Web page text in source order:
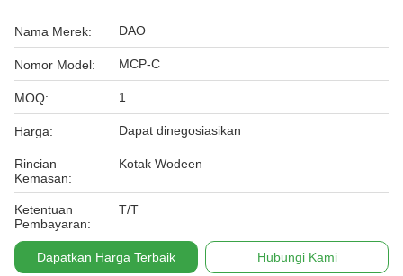
Nama Merek: DAO
Nomor Model: MCP-C
MOQ: 1
Harga: Dapat dinegosiasikan
Rincian
Kemasan:
Kotak Wodeen
Ketentuan
Pembayaran:
T/T
Dapatkan Harga Terbaik Hubungi Kami